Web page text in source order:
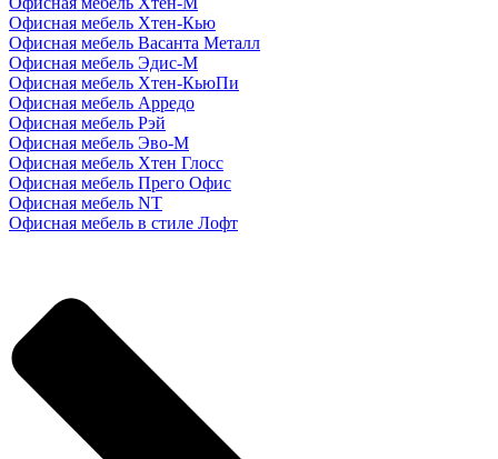
Офисная мебель Хтен-Кью
Офисная мебель Васанта Металл
Офисная мебель Эдис-M
Офисная мебель Хтен-КьюПи
Офисная мебель Арредо
Офисная мебель Рэй
Офисная мебель Эво-M
Офисная мебель Хтен Глосс
Офисная мебель Прего Офис
Офисная мебель NT
Офисная мебель в стиле Лофт